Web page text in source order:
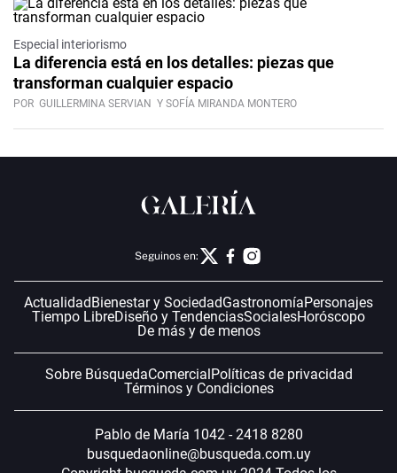
Especial interiorismo
La diferencia está en los detalles: piezas que
transforman cualquier espacio
POR GUILLERMINA SERVIAN Y SOFÍA MIRANDA MONTERO
Seguinos en:
Actualidad Bienestar y SociedadGastronomíaPersonajes
Tiempo LibreDiseño y TendenciasSocialesHoróscopo
De más y de menos
Sobre BúsquedaComercial Políticas de privacidad
Términos y Condiciones
Pablo de María 1042 - 2418 8280
busquedaonline@busqueda.com.uy